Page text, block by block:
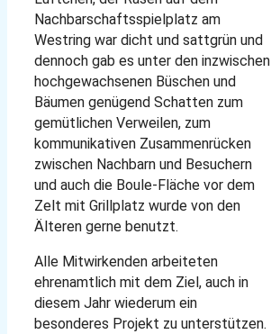
Nachbarschaftsspielplatz am
Westring war dicht und sattgrün und
dennoch gab es unter den inzwischen
hochgewachsenen Büschen und
Bäumen genügend Schatten zum
gemütlichen Verweilen, zum
kommunikativen Zusammenrücken
zwischen Nachbarn und Besuchern
und auch die Boule-Fläche vor dem
Zelt mit Grillplatz wurde von den
Älteren gerne benutzt.
Alle Mitwirkenden arbeiteten
ehrenamtlich mit dem Ziel, auch in
diesem Jahr wiederum ein
besonderes Projekt zu unterstützen.